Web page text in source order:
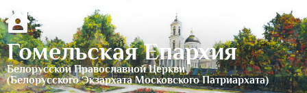
Гомельская Епархия
Белорусской Православной Церкви
(Белорусского Экзархата Московского Патриархата)